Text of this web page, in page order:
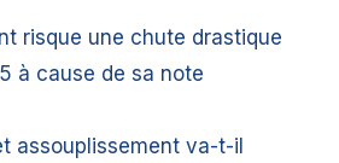
risque une chute drastique
à cause de sa note
assouplissement va-t-il